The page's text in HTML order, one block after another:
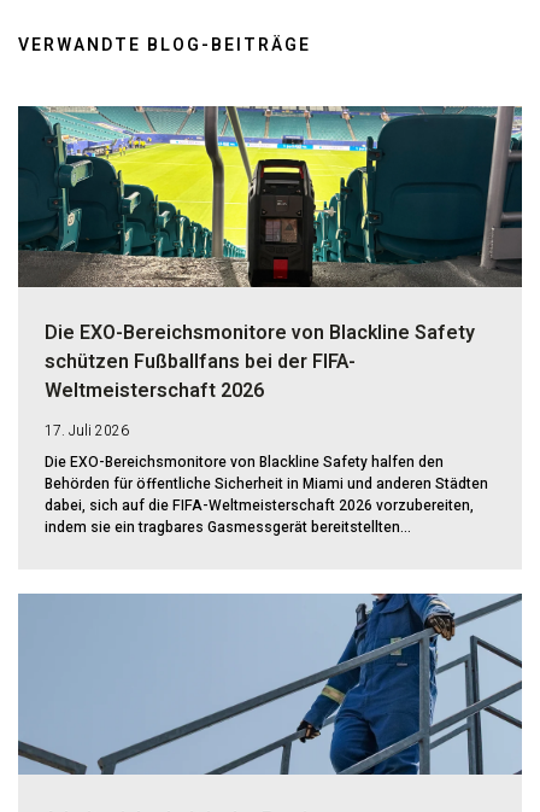
VERWANDTE BLOG-BEITRÄGE
Die EXO-Bereichsmonitore von Blackline Safety
schützen Fußballfans bei der FIFA-
Weltmeisterschaft 2026
17. Juli 2026
Die EXO-Bereichsmonitore von Blackline Safety halfen den
Behörden für öffentliche Sicherheit in Miami und anderen Städten
dabei, sich auf die FIFA-Weltmeisterschaft 2026 vorzubereiten,
indem sie ein tragbares Gasmessgerät bereitstellten...